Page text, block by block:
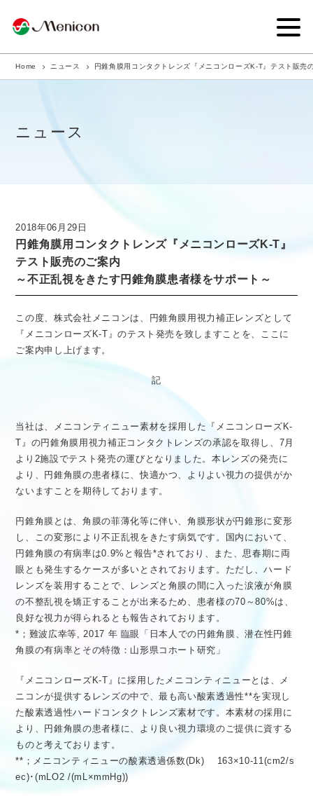
企業情報
商品サイト
ニュース
採用情報
医療従事者向け情報 GLOBAL
Home ニュース 円錐角膜用コンタクトレンズ『メニコンローズK-T』テスト販
ニュース
2018年06月29日
円錐角膜用コンタクトレンズ『メニコンローズK-T』
テスト販売のご案内
～不正乱視をきたす円錐角膜患者様をサポート～
この度、株式会社メニコンは、円錐角膜用視力補正レンズとして
『メニコンローズK-T』のテスト発売を致しますことを、ここに
ご案内申し上げます。
記
当社は、メニコンティニュー素材を採用した『メニコンローズK-
T』の円錐角膜用視力補正コンタクトレンズの承認を取得し、7月
より2施設でテスト発売の運びとなりました。本レンズの発売に
より、円錐角膜の患者様に、快適かつ、よりよい視力の提供がか
ないますことを期待しております。
円錐角膜とは、角膜の菲薄化等に伴い、角膜形状が円錐形に変形
し、この変形により不正乱視をきたす病気です。国内において、
円錐角膜の有病率は0.9%と報告*されており、また、思春期に両
眼とも発生するケースが多いとされております。ただし、ハード
レンズを装用することで、レンズと角膜の間に入った涙液が角膜
の不整乱視を矯正することが出来るため、患者様の70～80%は、
良好な視力が得られるとも報告されております。
*；難波広幸等, 2017 年 臨眼「日本人での円錐角膜、潜在性円錐
角膜の有病率とその特徴：山形県コホート研究」
『メニコンローズK-T』に採用したメニコンティニューとは、メ
ニコンが提供するレンズの中で、最も高い酸素透過性**を実現し
た酸素透過性ハードコンタクトレンズ素材です。本素材の採用に
より、円錐角膜の患者様に、より良い視力環境のご提供に資する
ものと考えております。
**；メニコンティニューの酸素透過係数(Dk) 163×10-11(cm2/s
ec)･(mLO2 /(mL×mmHg))